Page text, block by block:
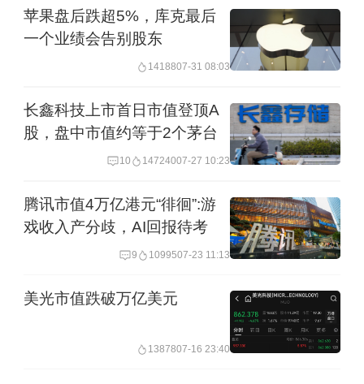
苹果盘后跌超5%，库克最后
一个业绩会告别股东
1418807-31 08:03
长鑫科技上市首日市值登顶A
股，盘中市值约等于2个茅台
10 14724007-27 10:23
腾讯市值4万亿港元“徘徊”:游
戏收入产分歧，AI回报待考
9 1099507-23 11:13
美光市值跌破万亿美元
1387807-16 23:40